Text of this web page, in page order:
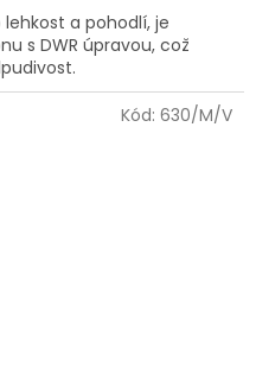
a pohodlí, je
s DWR úpravou, což
Kód: 630/M/V